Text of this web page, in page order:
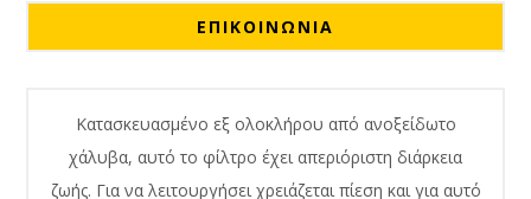
ΕΠΙΚΟΙΝΩΝΙΑ
Κατασκευασμένο εξ ολοκλήρου από ανοξείδωτο
χάλυβα, αυτό το φίλτρο έχει απεριόριστη διάρκεια
ζωής. Για να λειτουργήσει χρειάζεται πίεση και για αυτό